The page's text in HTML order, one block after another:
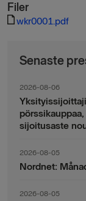
Filer
wkr0001.pdf
Senaste
2026-08-06
sijoitusaste
2026-08-05
Nordnet:
2026-08-05